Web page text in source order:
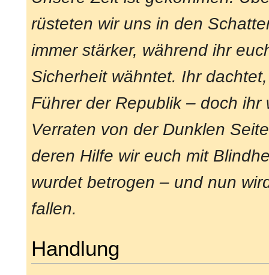
rüsteten wir uns in den
immer stärker, während ihr
Sicherheit wähntet. Ihr
Führer der Republik – doch ihr
Verraten von der Dunklen
deren Hilfe wir euch mit
wurdet betrogen – und nun
fallen.
Handlung